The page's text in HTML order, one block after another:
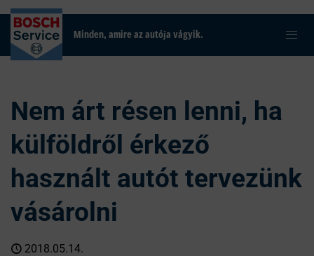
Minden, amire az autója vágyik.
Nem árt résen lenni, ha
külföldről érkező
használt autót tervezünk
vásárolni
2018.05.14.